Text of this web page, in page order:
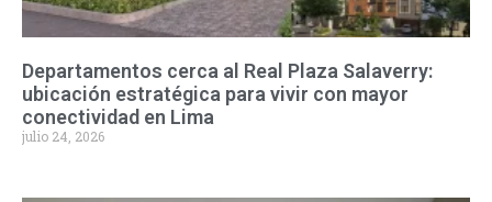
Departamentos cerca al Real Plaza Salaverry:
ubicación estratégica para vivir con mayor
conectividad en Lima
julio 24, 2026